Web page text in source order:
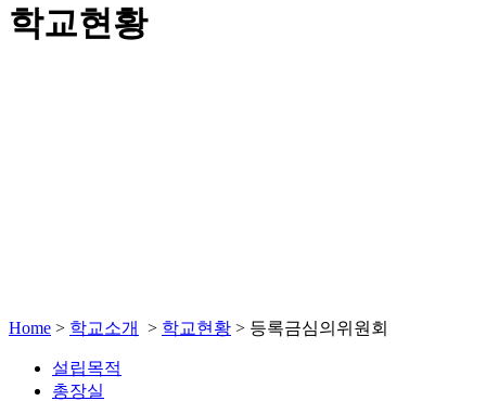
학교현황
Home > 학교소개 > 학교현황 > 등록금심의위원회
설립목적
총장실